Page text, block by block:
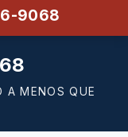
9068
A MENOS QUE